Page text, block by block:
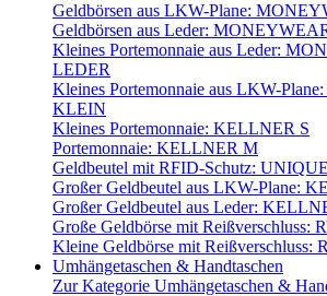
Geldbörsen aus LKW-Plane:
Geldbörsen aus Leder:
Kleines Portemonnaie aus Leder:
LEDER
Kleines Portemonnaie aus LKW-
KLEIN
Kleines Portemonnaie: KELLNER S
Portemonnaie: KELLNER M
Geldbeutel mit RFID-Schutz:
Großer Geldbeutel aus LKW-Plane:
Großer Geldbeutel aus Leder:
Große Geldbörse mit Reißverschluss:
Kleine Geldbörse mit Reißverschluss:
Umhängetaschen & Handtaschen
Zur Kategorie Umhängetaschen &